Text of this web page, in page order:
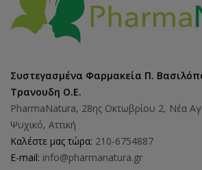
Συστεγασμένα Φαρμακεία Π.
Τρανουδη Ο.Ε.
PharmaNatura, 28ης Οκτωβρίου 2, Νέα
Ψυχικό, Αττική
Καλέστε μας τώρα: 210-6754887
E-mail: info@pharmanatura.gr